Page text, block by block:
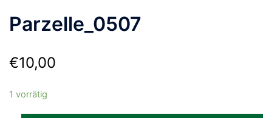
Parzelle_0507
€10,00
1 vorrätig